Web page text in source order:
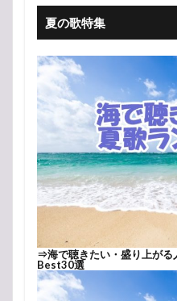
夏の歌特集
⇒海で聴きたい・盛り上が
Best30選